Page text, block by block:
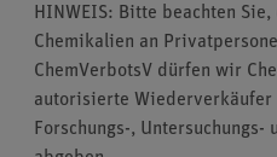
HINWEIS: Bitte beachten
Chemikalien an
ChemVerbotsV dürfen wir
autorisierte Wiederverkäufer
Forschungs-, Untersuchungs-